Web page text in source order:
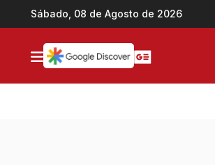
Ir direto pro conteúdo
Sábado, 08 de Agosto de 2026